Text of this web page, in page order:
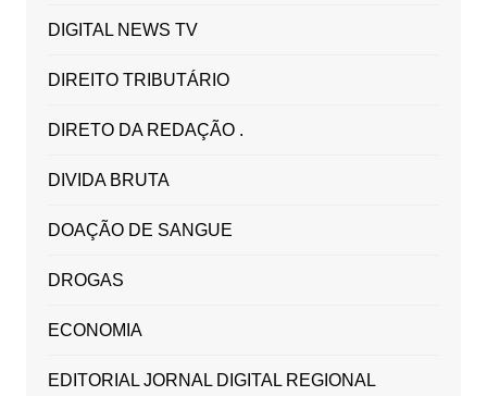
DIGITAL NEWS TV
DIREITO TRIBUTÁRIO
DIRETO DA REDAÇÃO .
DIVIDA BRUTA
DOAÇÃO DE SANGUE
DROGAS
ECONOMIA
EDITORIAL JORNAL DIGITAL REGIONAL